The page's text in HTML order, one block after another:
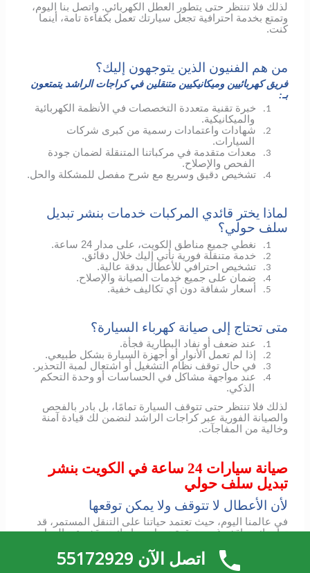
لذلك فلا تنتظر حتى يتطور العطل الكهربائي. واتصل بنا اليوم،
وتمتع بخدمة احترافية تجعل سيارتك تعمل بكفاءة تامة، أينما
كنت.
من هم الفنيون الذين يتوجهون إليك؟
فريق كهربائيين وميكانيكيين متنقلين في كراجات الراشد يتمتعون
بـ:
1.
خبرة تقنية متعددة التخصصات في الأنظمة الكهربائية
والميكانيكية.
2.
شهادات واعتمادات رسمية من كبرى شركات
السيارات.
3.
معدات متقدمة في مركباتنا المتنقلة لضمان جودة
الفحص والإصلاح.
4. تشخيص دقيق وسريع مع شرح مفصل للمشكلة والحل.
لماذا يختر قائدي المركبات خدمات بنشر تبديل
سلف حولي؟
1. نغطي جميع مناطق الكويت، على مدار 24 ساعة.
2. خدمة متنقلة فورية نأتي إليك خلال دقائق.
3. تشخيص احترافي للأعطال بدقة عالية.
4. ضمان على جميع خدمات الصيانة والإصلاح.
5. أسعار شفافة دون أي تكاليف خفية.
متى تحتاج إلى صيانة كهرباء السيارة؟
1. عند ضعف أو نفاد البطارية فجأة.
2. إذا لم تعمل الأنوار أو أجهزة السيارة بشكل طبيعي.
3. في حال توقف نظام التشغيل أو اشتعال لمبة التحذير.
4.
عند مواجهة مشاكل في الحساسات أو وحدة التحكم
الذكي.
لذلك فلا تنتظر حتى تتوقف السيارة تمامًا، بل بادر بالفحص
والصيانة الفورية عبر كراجات الراشد لنضمن لك قيادة آمنة
وخالية من المفاجآت.
صيانة سيارات 24 ساعة في الكويت بنشر
تبديل سلف حولي
لأن الأعطال لا تتوقف ولا يمكن توقعها
في عالمنا اليوم، حيث تعتمد حياتنا على التنقل المستمر، قد
تواجهك مواقف غير متوقعة تجعل سيارتك تتوقف عن العمل
سواءً كنت في طريقك إلى العمل، أو في منتصف رحلة عائلية
اتصل الآن 55172929